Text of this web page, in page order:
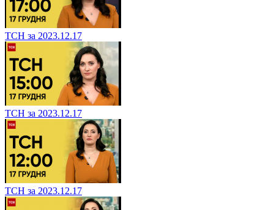
ТСН за 2023.12.17
ТСН за 2023.12.17
ТСН за 2023.12.17